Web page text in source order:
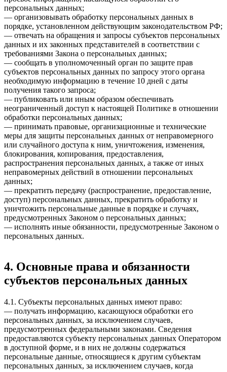
персональных данных;
— организовывать обработку персональных данных в
порядке, установленном действующим законодательством РФ;
— отвечать на обращения и запросы субъектов персональных
данных и их законных представителей в соответствии с
требованиями Закона о персональных данных;
— сообщать в уполномоченный орган по защите прав
субъектов персональных данных по запросу этого органа
необходимую информацию в течение 10 дней с даты
получения такого запроса;
— публиковать или иным образом обеспечивать
неограниченный доступ к настоящей Политике в отношении
обработки персональных данных;
— принимать правовые, организационные и технические
меры для защиты персональных данных от неправомерного
или случайного доступа к ним, уничтожения, изменения,
блокирования, копирования, предоставления,
распространения персональных данных, а также от иных
неправомерных действий в отношении персональных
данных;
— прекратить передачу (распространение, предоставление,
доступ) персональных данных, прекратить обработку и
уничтожить персональные данные в порядке и случаях,
предусмотренных Законом о персональных данных;
— исполнять иные обязанности, предусмотренные Законом о
персональных данных.
4. Основные права и обязанности
субъектов персональных данных
4.1. Субъекты персональных данных имеют право:
— получать информацию, касающуюся обработки его
персональных данных, за исключением случаев,
предусмотренных федеральными законами. Сведения
предоставляются субъекту персональных данных Оператором
в доступной форме, и в них не должны содержаться
персональные данные, относящиеся к другим субъектам
персональных данных, за исключением случаев, когда